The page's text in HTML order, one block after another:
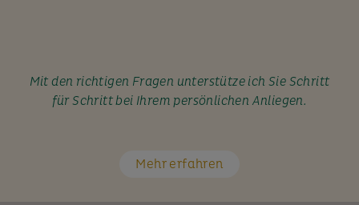
Mit den richtigen Fragen unterstütze ich Sie Schritt
für Schritt bei Ihrem persönlichen Anliegen.
Mehr erfahren